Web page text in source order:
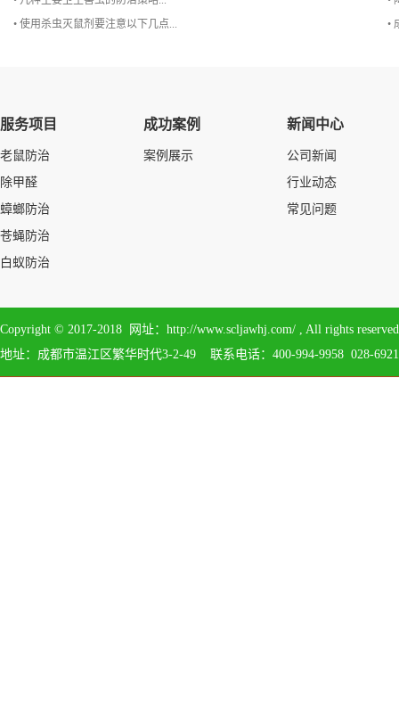
• 使用杀虫灭鼠剂要注意以下几点...
•
服务项目
老鼠防治
除甲醛
蟑螂防治
苍蝇防治
白蚁防治
成功案例
案例展示
新闻中心
公司新闻
行业动态
常见问题
Copyright © 2017-2018 网址：http://www.scljawhj.com/ , All rights
地址：成都市温江区繁华时代3-2-49 联系电话：400-994-9958 028-